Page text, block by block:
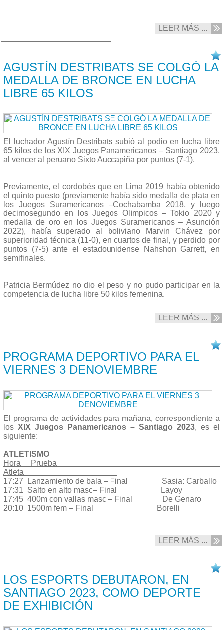
LEER MÁS ...
AGUSTÍN DESTRIBATS SE COLGÓ LA
MEDALLA DE BRONCE EN LUCHA
LIBRE 65 KILOS
El luchador Agustín Destribats subió al podio en lucha libre
65 kilos de los XIX Juegos Panamericanos – Santiago 2023,
al vencer al peruano Sixto Auccapiña por puntos (7-1).
Previamente, el cordobés que en Lima 2019 había obtenido
el quinto puesto (previamente había sido medalla de plata en
los Juegos Suramericanos –Cochabamba 2018, y luego
decimosegundo en los Juegos Olímpicos – Tokio 2020 y
medalla de oro en los Juegos Suramericanos – Asunción
2022), había superado al boliviano Marvin Chávez por
superioridad técnica (11-0), en cuartos de final, y perdido por
puntos (7-5) ante el estadounidense Nahshon Garrett, en
semifinales.
Patricia Bermúdez no dio el peso y no pudo participar en la
competencia de lucha libre 50 kilos femenina.
LEER MÁS ...
PROGRAMA DEPORTIVO PARA EL
VIERNES 3 DENOVIEMBRE
El programa de actividades para mañana, correspondiente a
los XIX Juegos Panamericanos – Santiago 2023, es el
siguiente:
ATLETISMO
Hora Prueba
Atleta
17:27 Lanzamiento de bala – Final Sasia: Carballo
17:31 Salto en alto masc– Final Layoy
17:45 400m con vallas masc – Final De Genaro
20:10 1500m fem – Final Borelli
LEER MÁS ...
LOS ESPORTS DEBUTARON, EN
SANTIAGO 2023, COMO DEPORTE
DE EXHIBICIÓN